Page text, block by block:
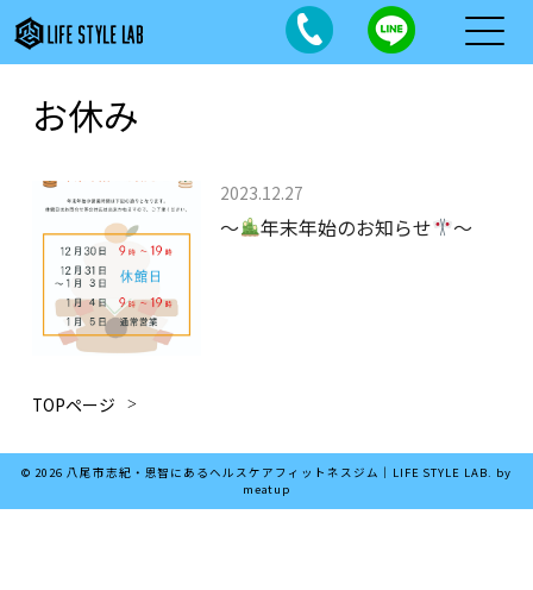
お休み
2023.12.27
～ 年末年始のお知らせ ～
TOPページ
© 2026 八尾市志紀・恩智にあるヘルスケアフィットネスジム｜LIFE STYLE LAB. by
meatup